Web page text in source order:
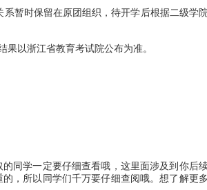
暂时保留在原团组织，待开学后根据二级学
以浙江省教育考试院公布为准。
同学一定要仔细查看哦，这里面涉及到你后
，所以同学们千万要仔细查阅哦。想了解更